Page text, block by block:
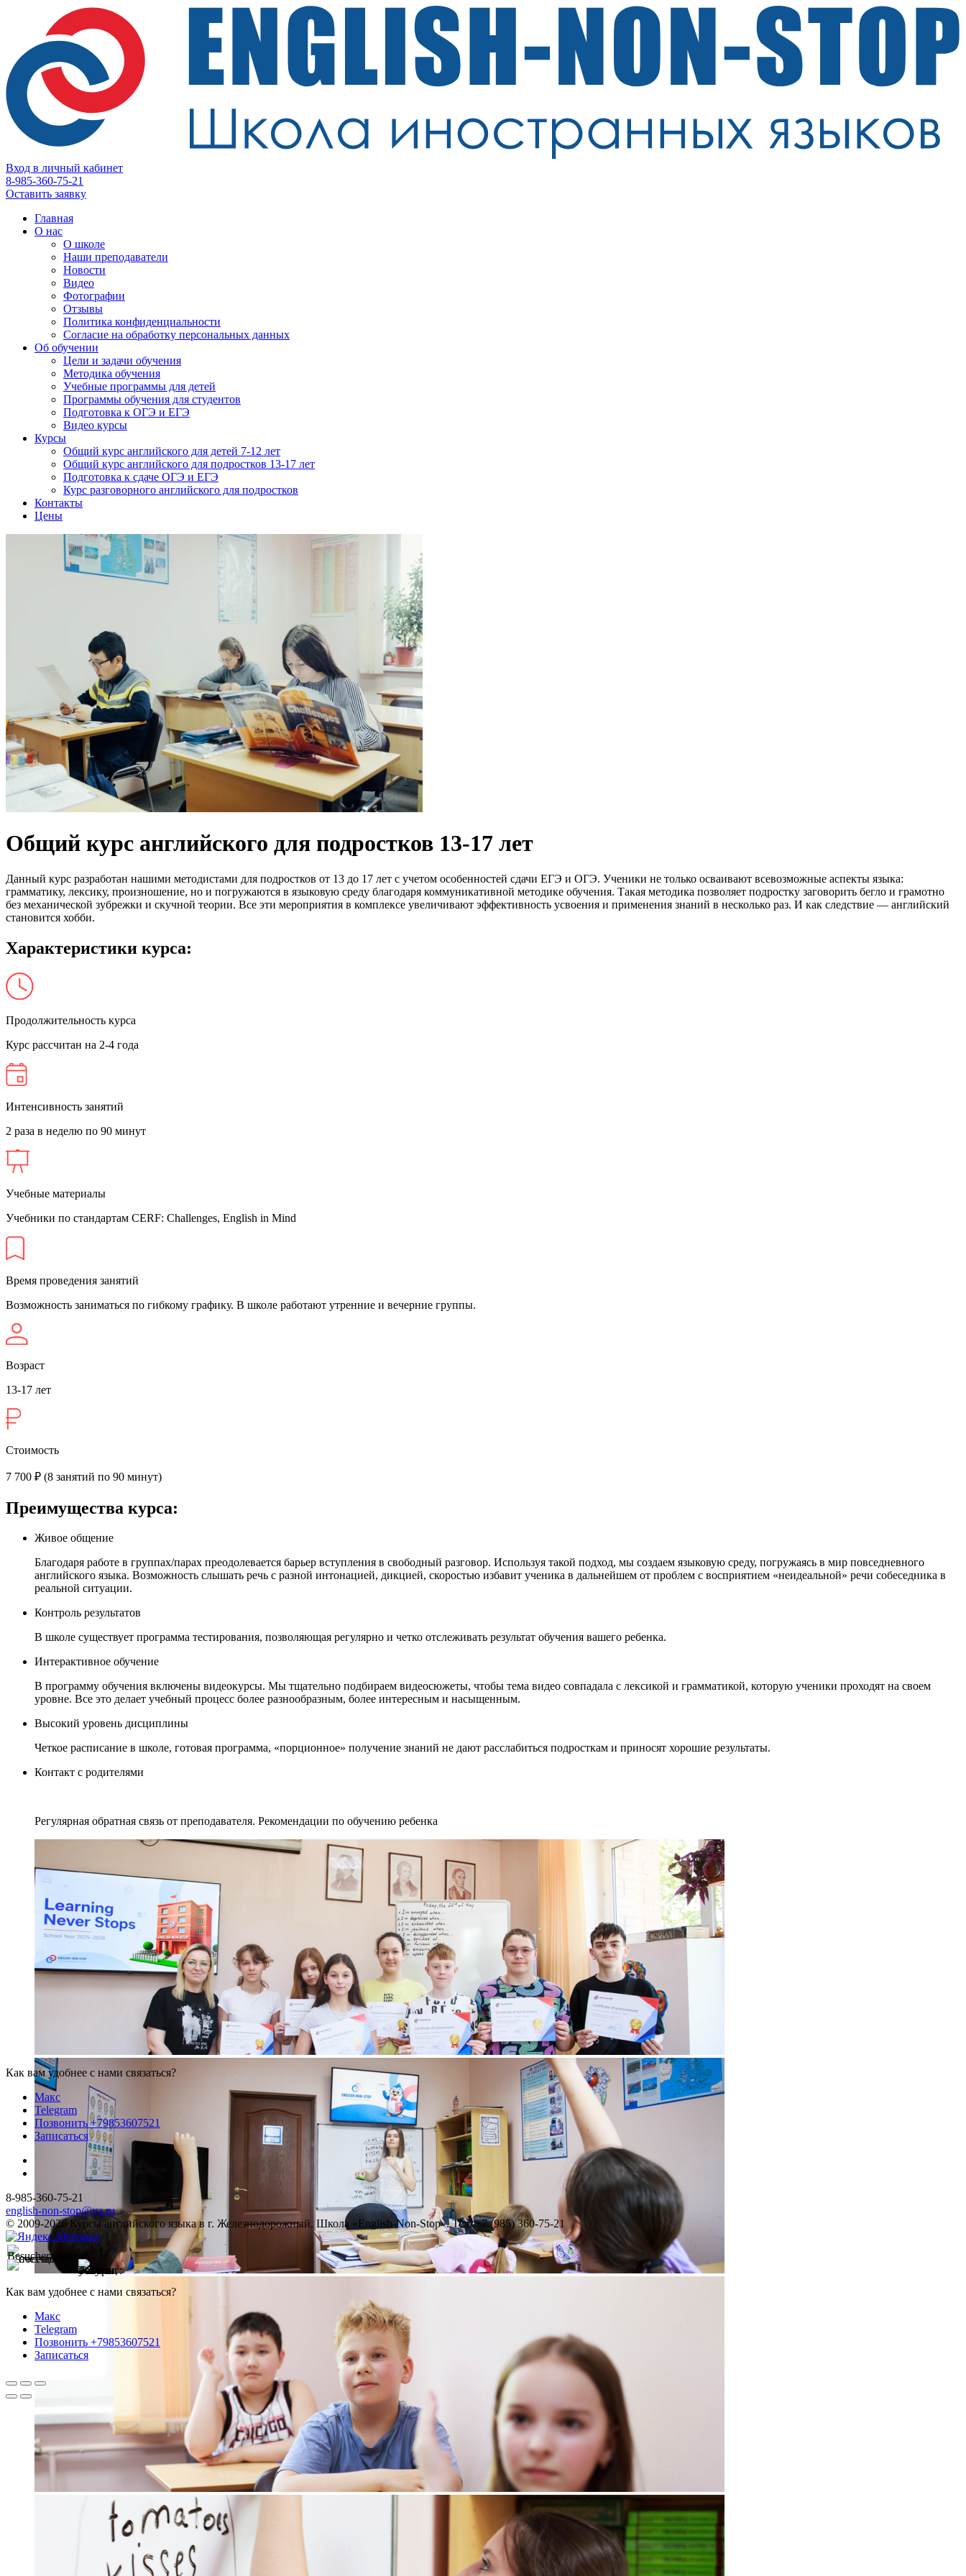
Вход в личный кабинет
8-985-360-75-21
Оставить заявку
Главная
О нас
О школе
Наши преподаватели
Новости
Видео
Фотографии
Отзывы
Политика конфиденциальности
Согласие на обработку персональных данных
Об обучении
Цели и задачи обучения
Методика обучения
Учебные программы для детей
Программы обучения для студентов
Подготовка к ОГЭ и ЕГЭ
Видео курсы
Курсы
Общий курс английского для детей 7-12 лет
Общий курс английского для подростков 13-17 лет
Подготовка к сдаче ОГЭ и ЕГЭ
Курс разговорного английского для подростков
Контакты
Цены
Общий курс английского для подростков 13-17 лет
Данный курс разработан нашими методистами для подростков от 13 до 17 лет с учетом особенностей сдачи ЕГЭ и ОГЭ. Ученики не только осваивают всевозможные аспекты языка:
грамматику, лексику, произношение, но и погружаются в языковую среду благодаря коммуникативной методике обучения. Такая методика позволяет подростку заговорить бегло и грамотно
без механической зубрежки и скучной теории. Все эти мероприятия в комплексе увеличивают эффективность усвоения и применения знаний в несколько раз. И как следствие — английский
становится хобби.
Характеристики курса:
Продолжительность курса
Курс рассчитан на 2-4 года
Интенсивность занятий
2 раза в неделю по 90 минут
Учебные материалы
Учебники по стандартам CERF: Challenges, English in Mind
Время проведения занятий
Возможность заниматься по гибкому графику. В школе работают утренние и вечерние группы.
Возраст
13-17 лет
Стоимость
7 700 ₽ (8 занятий по 90 минут)
Преимущества курса:
Живое общение
Благодаря работе в группах/парах преодолевается барьер вступления в свободный разговор. Используя такой подход, мы создаем языковую среду, погружаясь в мир повседневного
английского языка. Возможность слышать речь с разной интонацией, дикцией, скоростью избавит ученика в дальнейшем от проблем с восприятием «неидеальной» речи собеседника в
реальной ситуации.
Контроль результатов
В школе существует программа тестирования, позволяющая регулярно и четко отслеживать результат обучения вашего ребенка.
Интерактивное обучение
В программу обучения включены видеокурсы. Мы тщательно подбираем видеосюжеты, чтобы тема видео совпадала с лексикой и грамматикой, которую ученики проходят на своем
уровне. Все это делает учебный процесс более разнообразным, более интересным и насыщенным.
Высокий уровень дисциплины
Четкое расписание в школе, готовая программа, «порционное» получение знаний не дают расслабиться подросткам и приносят хорошие результаты.
Контакт с родителями
Регулярная обратная связь от преподавателя. Рекомендации по обучению ребенка
Как вам удобнее с нами связаться?
Макс
Telegram
Позвонить +79853607521
Записаться
8-985-360-75-21
english-non-stop@ya.ru
© 2009-2026 Курсы английского языка в г. Железнодорожный. Школа «English-Non-Stop». Тел. +7 (985) 360-75-21
Как вам удобнее с нами связаться?
Макс
Telegram
Позвонить +79853607521
Записаться